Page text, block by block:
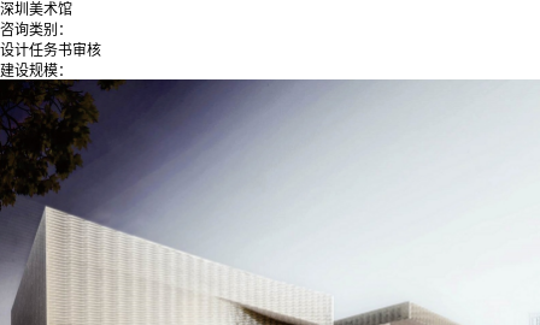
深圳美术馆
咨询类别：
设计任务书审核
建设规模：